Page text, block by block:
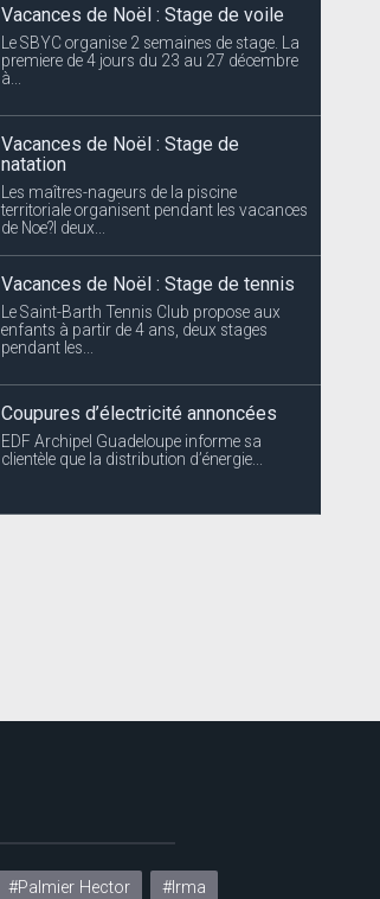
Vacances de Noël : Stage de voile
Le SBYC organise 2 semaines de stage. La
premiere de 4 jours du 23 au 27 décembre
à...
Vacances de Noël : Stage de
natation
Les maîtres-nageurs de la piscine
territoriale organisent pendant les vacances
de Noe?l deux...
Vacances de Noël : Stage de tennis
Le Saint-Barth Tennis Club propose aux
enfants à partir de 4 ans, deux stages
pendant les...
Coupures d’électricité annoncées
EDF Archipel Guadeloupe informe sa
clientèle que la distribution d’énergie...
#Palmier Hector #Irma